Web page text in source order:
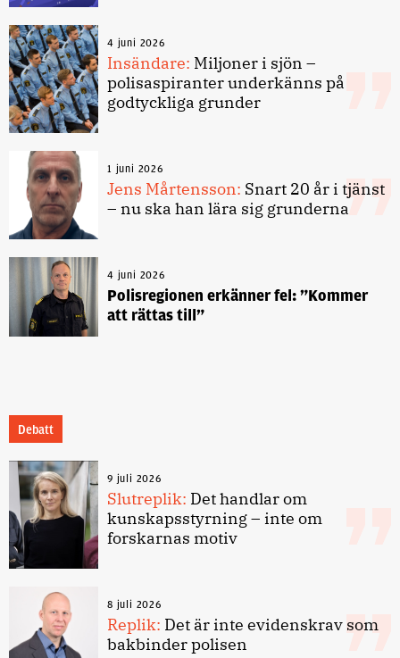
4 juni 2026
Insändare: Miljoner i sjön –
polisaspiranter underkänns på
godtyckliga grunder
1 juni 2026
Jens Mårtensson: Snart 20 år i tjänst
– nu ska han lära sig grunderna
4 juni 2026
Polisregionen erkänner fel: ”Kommer
att rättas till”
Debatt
9 juli 2026
Slutreplik: Det handlar om
kunskapsstyrning – inte om
forskarnas motiv
8 juli 2026
Replik: Det är inte evidenskrav som
bakbinder polisen